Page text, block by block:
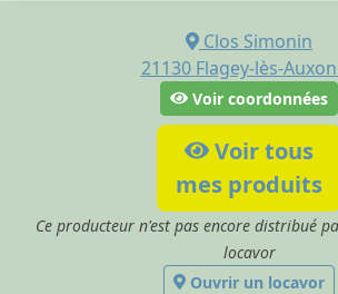
Clos Simonin
21130 Flagey-lès-
Voir coordonnées
Voir tous
mes produits
Ce producteur n'est pas encore distribué
locavor
Ouvrir un locavor